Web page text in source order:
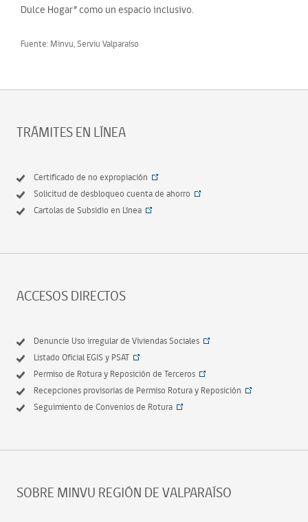
Dulce Hogar” como un espacio inclusivo.
Fuente: Minvu, Serviu Valparaíso
TRÁMITES EN LÍNEA
Certificado de no expropiación
Solicitud de desbloqueo cuenta de ahorro
Cartolas de Subsidio en Línea
ACCESOS DIRECTOS
Denuncie Uso irregular de Viviendas Sociales
Listado Oficial EGIS y PSAT
Permiso de Rotura y Reposición de Terceros
Recepciones provisorias de Permiso Rotura y Reposición
Seguimiento de Convenios de Rotura
SOBRE MINVU REGIÓN DE VALPARAÍSO